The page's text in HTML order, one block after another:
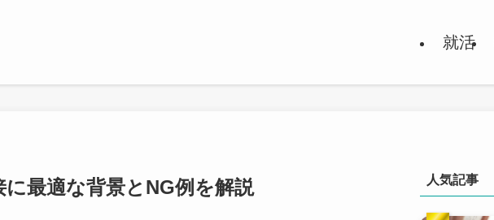
就活
最適な背景とNG例を解説 人気記事